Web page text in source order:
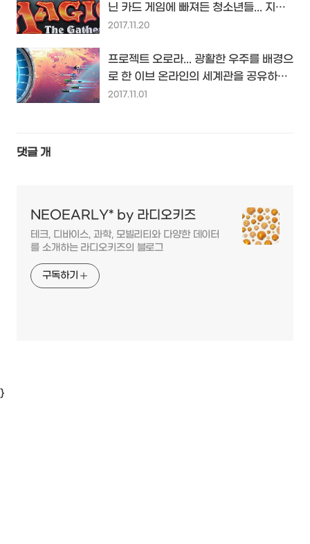
닌 카드 게임에 빠져든 청소년들... 지스
타에서 만난 매직 더 개더링...
2017.11.20
프로젝트 오로라... 광활한 우주를 배경으
로 한 이브 온라인의 세계관을 공유하는
모바일 게임 등장~
2017.11.01
댓글 개
NEOEARLY* by 라디오키즈
테크, 디바이스, 과학, 모빌리티와 다양한 데이터
를 소개하는 라디오키즈의 블로그
구독하기
}